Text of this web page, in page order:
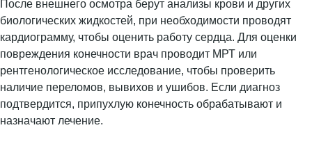
После внешнего осмотра берут анализы крови и других
биологических жидкостей, при необходимости проводят
кардиограмму, чтобы оценить работу сердца. Для оценки
повреждения конечности врач проводит МРТ или
рентгенологическое исследование, чтобы проверить
наличие переломов, вывихов и ушибов. Если диагноз
подтвердится, припухлую конечность обрабатывают и
назначают лечение.